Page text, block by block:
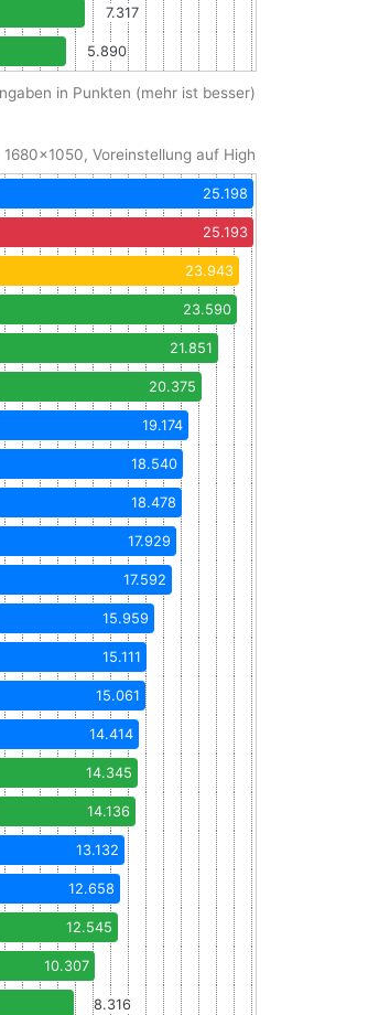
7.317
5.890
in Punkten (mehr ist besser)
1680x1050, Voreinstellung auf High
25.198
25.193
23.943
23.590
21.851
20.375
19.174
18.540
18.478
17.929
17.592
15.959
15.111
15.061
14.414
14.345
14.136
13.132
12.658
12.545
10.307
8.316